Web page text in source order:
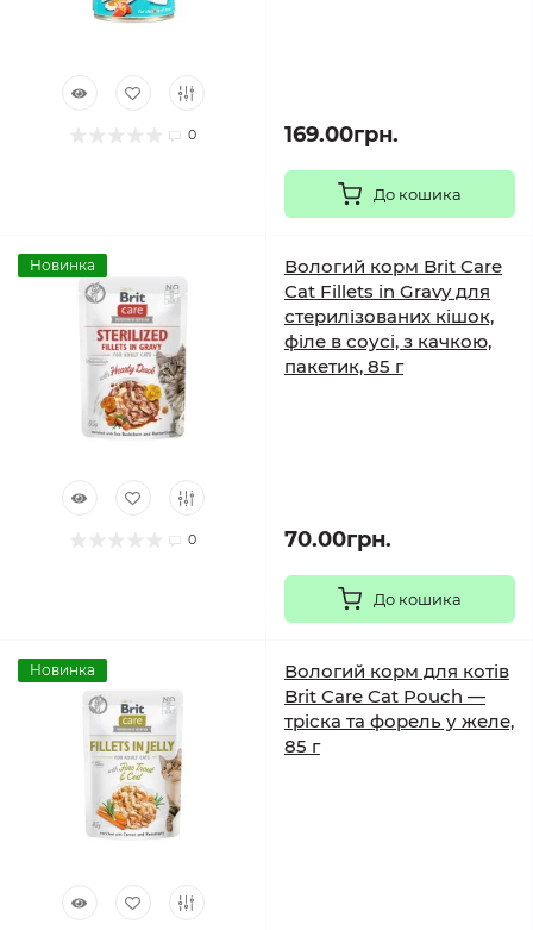
0 169.00грн.
До кошика
Новинка
0
Вологий корм Brit Care
Cat Fillets in Gravy для
стерилізованих кішок,
філе в соусі, з качкою,
пакетик, 85 г
70.00грн.
До кошика
Новинка
Вологий корм для котів
Brit Care Cat Pouch —
тріска та форель у желе,
85 г